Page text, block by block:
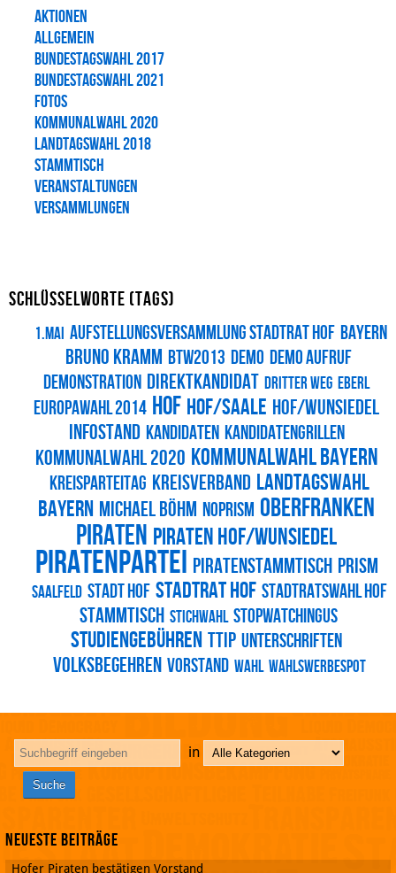
Aktionen
Allgemein
Bundestagswahl 2017
Bundestagswahl 2021
Fotos
Kommunalwahl 2020
Landtagswahl 2018
Stammtisch
Veranstaltungen
Versammlungen
Schlüsselworte (Tags)
1.Mai aufstellungsversammlung stadtrat hof bayern
bruno kramm btw2013 demo demo aufruf
demonstration direktkandidat Dritter Weg eberl
Europawahl 2014 hof Hof/Saale hof/wunsiedel
Infostand kandidaten kandidatengrillen
Kommunalwahl 2020 Kommunalwahl Bayern
kreisparteitag Kreisverband Landtagswahl
Bayern michael böhm noprism Oberfranken
piraten piraten hof/wunsiedel
piratenpartei piratenstammtisch prism
Saalfeld stadt hof stadtrat hof Stadtratswahl Hof
Stammtisch stichwahl stopwatchingus
studiengebühren ttip Unterschriften
volksbegehren vorstand wahl Wahlswerbespot
in
Neueste Beiträge
Hofer Piraten bestätigen Vorstand